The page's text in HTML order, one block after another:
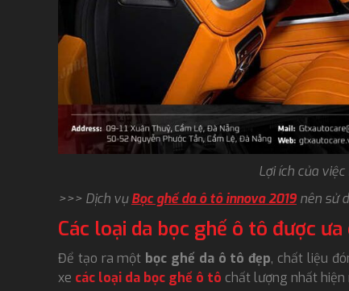
Lợi ích của
>>> Dịch vụBọc ghế da ô tô innova 2019 nên sử
Các loại da bọc ghế ô tô được
Để tạo ra một bọc ghế da ô tô đẹp, chất liệu
xe các loại da bọc ghế ô tô chất lượng nhất hiện